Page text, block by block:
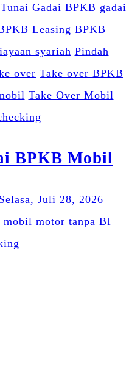
Gadai BPKB gadai
Leasing BPKB
syariah Pindah
over Take over BPKB
Take Over Mobil
BPKB Mobil
Selasa, Juli 28, 2026